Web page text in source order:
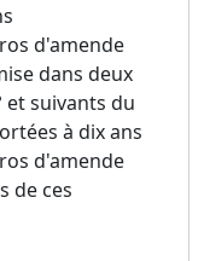
d'amende
dans deux
et suivants du
à dix ans
d'amende
de ces